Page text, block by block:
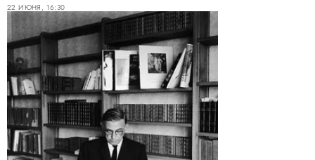
22 ИЮНЯ, 16:30